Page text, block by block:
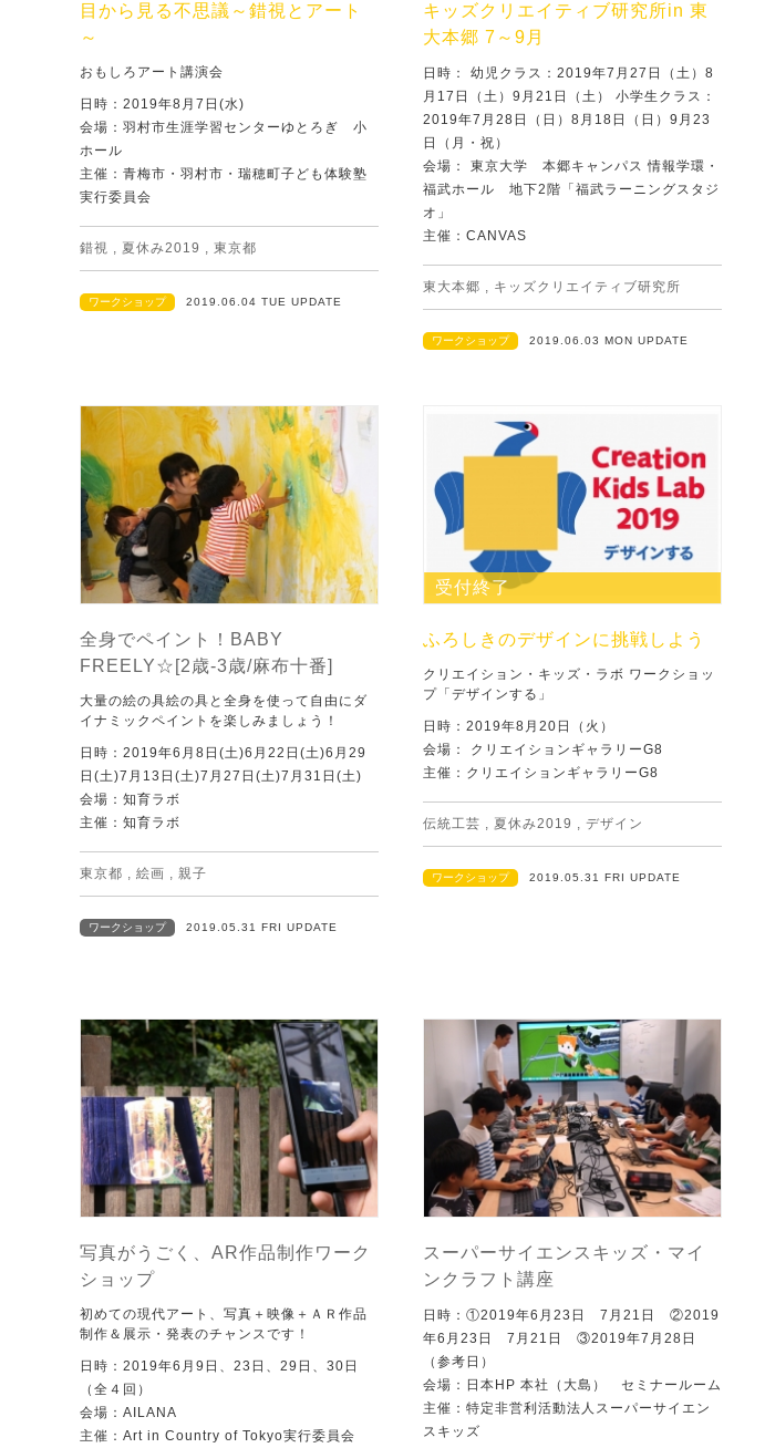
目から見る不思議～錯視とアート
～
おもしろアート講演会
日時：2019年8月7日(水)
会場：羽村市生涯学習センターゆとろぎ 小
ホール
主催：青梅市・羽村市・瑞穂町子ども体験塾
実行委員会
錯視 , 夏休み2019 , 東京都
ワークショップ 2019.06.04 TUE UPDATE
キッズクリエイティブ研究所in 東
大本郷 7～9月
日時： 幼児クラス：2019年7月27日（土）8
月17日（土）9月21日（土） 小学生クラス：
2019年7月28日（日）8月18日（日）9月23
日（月・祝）
会場： 東京大学 本郷キャンパス 情報学環・
福武ホール 地下2階「福武ラーニングスタジ
オ」
主催：CANVAS
東大本郷 , キッズクリエイティブ研究所
ワークショップ 2019.06.03 MON UPDATE
全身でペイント！BABY
FREELY☆[2歳-3歳/麻布十番]
大量の絵の具絵の具と全身を使って自由にダ
イナミックペイントを楽しみましょう！
日時：2019年6月8日(土)6月22日(土)6月29
日(土)7月13日(土)7月27日(土)7月31日(土)
会場：知育ラボ
主催：知育ラボ
東京都 , 絵画 , 親子
ワークショップ 2019.05.31 FRI UPDATE
受付終了
ふろしきのデザインに挑戦しよう
クリエイション・キッズ・ラボ ワークショッ
プ「デザインする」
日時：2019年8月20日（火）
会場： クリエイションギャラリーG8
主催：クリエイションギャラリーG8
伝統工芸 , 夏休み2019 , デザイン
ワークショップ 2019.05.31 FRI UPDATE
写真がうごく、AR作品制作ワーク
ショップ
初めての現代アート、写真＋映像＋ＡＲ作品
制作＆展示・発表のチャンスです！
日時：2019年6月9日、23日、29日、30日
（全４回）
会場：AILANA
主催：Art in Country of Tokyo実行委員会
スーパーサイエンスキッズ・マイ
ンクラフト講座
日時：①2019年6月23日 7月21日 ②2019
年6月23日 7月21日 ③2019年7月28日
（参考日）
会場：日本HP 本社（大島） セミナールーム
主催：特定非営利活動法人スーパーサイエン
スキッズ